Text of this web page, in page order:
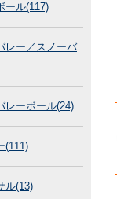
ール(117)
レー／スノーバ
レーボール(24)
(111)
ル(13)